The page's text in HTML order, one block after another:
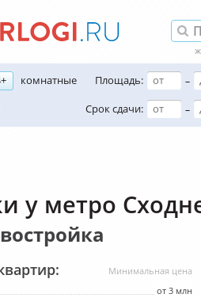
комнатные
Площадь:
–
Срок сдачи:
–
у метро
Минимальная цена
от 3 млн